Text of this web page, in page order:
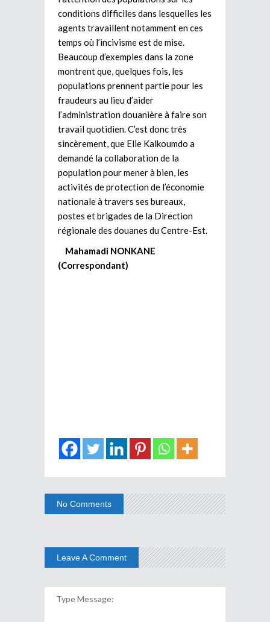
conditions difficiles dans lesquelles les
agents travaillent notamment en ces
temps où l’incivisme est de mise.
Beaucoup d’exemples dans la zone
montrent que, quelques fois, les
populations prennent partie pour les
fraudeurs au lieu d’aider
l’administration douanière à faire son
travail quotidien. C’est donc très
sincèrement, que Elie Kalkoumdo a
demandé la collaboration de la
population pour mener à bien, les
activités de protection de l’économie
nationale à travers ses bureaux,
postes et brigades de la Direction
régionale des douanes du Centre-Est.
Mahamadi NONKANE
(Correspondant)
No Comments
Leave A Comment